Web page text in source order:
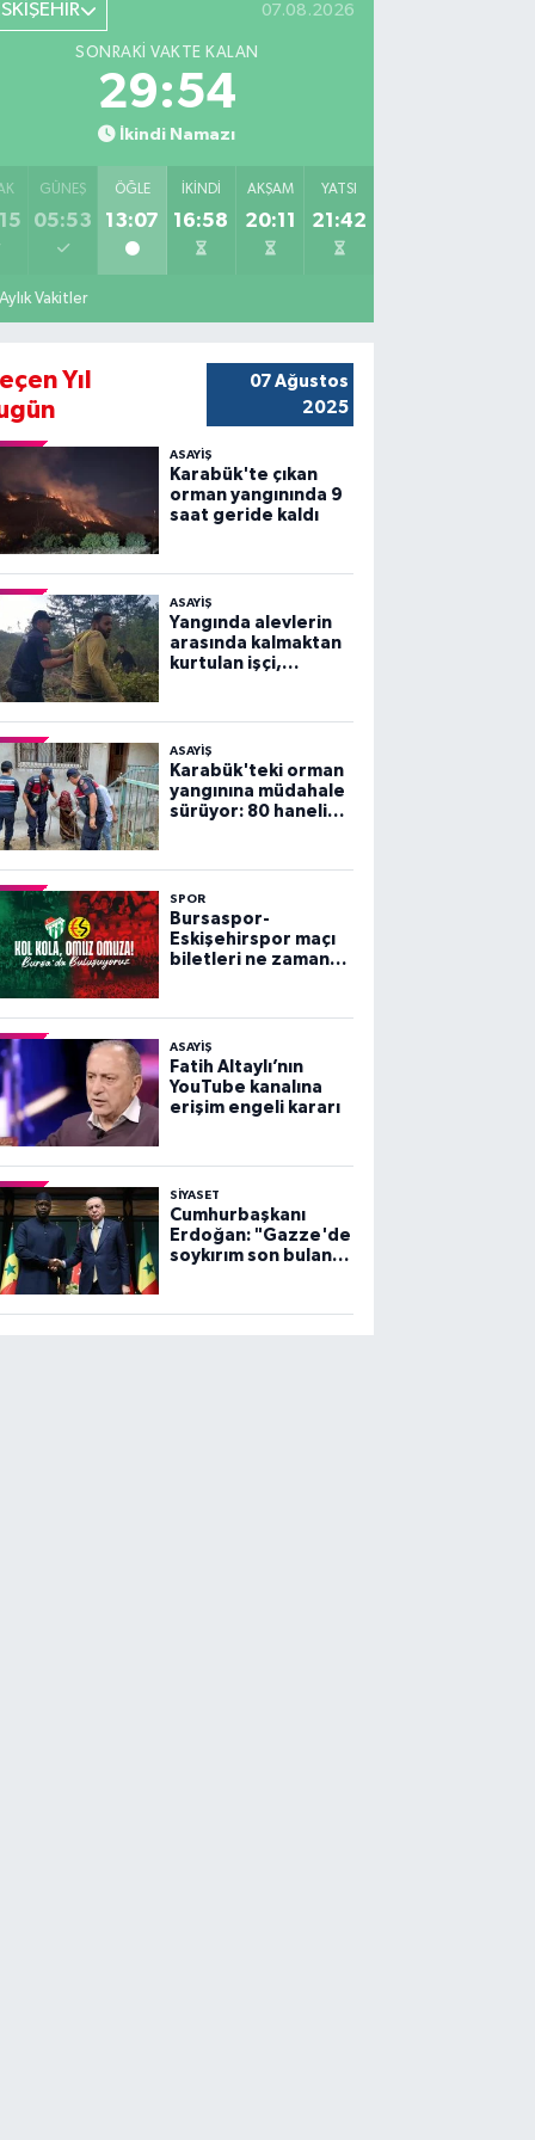
07.08.2026
SONRAKI VAKTE KALAN
29:53
İkindi Namazı
GÜNEŞ
05:53
ÖĞLE
13:07
İKINDI
16:58
AKŞAM
20:11
YATSI
21:42
Aylık Vakitler
Yıl
07 Ağustos
2025
ASAYİŞ
Karabük'te çıkan
orman yangınında 9
saat geride kaldı
ASAYİŞ
Yangında alevlerin
arasında kalmaktan
kurtulan işçi,
panik yaşadı
ASAYİŞ
Karabük'teki orman
yangınına müdahale
sürüyor: 80 haneli
SPOR
Bursaspor-
Eskişehirspor maçı
biletleri ne zaman
ASAYİŞ
Fatih Altaylı’nın
YouTube kanalına
erişim engeli kararı
SİYASET
Cumhurbaşkanı
Erdoğan: "Gazze'de
soykırım son bulana